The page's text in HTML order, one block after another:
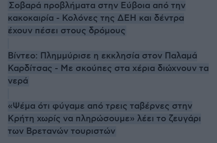
Σοβαρά προβλήματα στην Εύβοια από την
κακοκαιρία - Κολόνες της ΔΕΗ και δέντρα
έχουν πέσει στους δρόμους
Βίντεο: Πλημμύρισε η εκκλησία στον Παλαμά
Καρδίτσας - Με σκούπες στα χέρια διώχνουν τα
νερά
«Ψέμα ότι φύγαμε από τρεις ταβέρνες στην
Κρήτη χωρίς να πληρώσουμε» λέει το ζευγάρι
των Βρετανών τουριστών